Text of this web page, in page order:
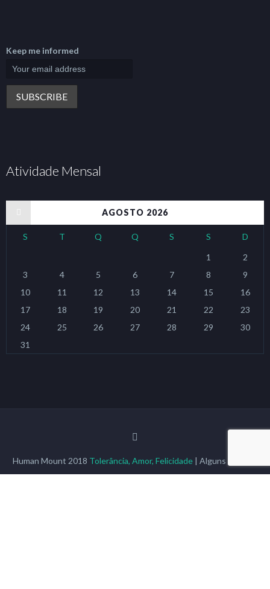
Keep me informed
Atividade Mensal
AGOSTO 2026
S T Q Q S S D
1
2
3
4 5 6 7 8
9
10
11 12 13 14 15
16
17
18 19 20 21 22
23
24
25 26 27 28 29
30
31
Human Mount 2018 Tolerância, Amor, Felicidade| Alguns Direitos